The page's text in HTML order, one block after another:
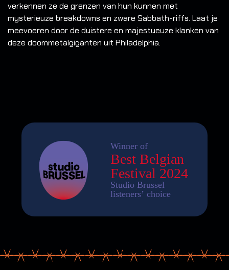
verkennen ze de grenzen van hun kunnen met
mysterieuze breakdowns en zware Sabbath-riffs. Laat je
meevoeren door de duistere en majestueuze klanken van
deze doommetalgiganten uit Philadelphia.